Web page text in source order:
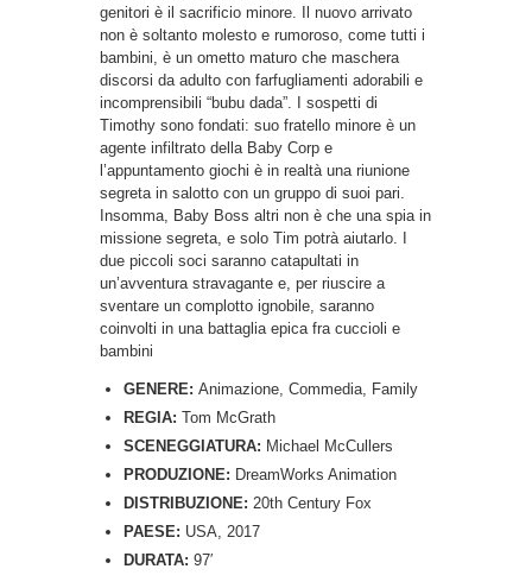
genitori è il sacrificio minore. Il nuovo arrivato
non è soltanto molesto e rumoroso, come tutti i
bambini, è un ometto maturo che maschera
discorsi da adulto con farfugliamenti adorabili e
incomprensibili “bubu dada”. I sospetti di
Timothy sono fondati: suo fratello minore è un
agente infiltrato della Baby Corp e
l’appuntamento giochi è in realtà una riunione
segreta in salotto con un gruppo di suoi pari.
Insomma, Baby Boss altri non è che una spia in
missione segreta, e solo Tim potrà aiutarlo. I
due piccoli soci saranno catapultati in
un’avventura stravagante e, per riuscire a
sventare un complotto ignobile, saranno
coinvolti in una battaglia epica fra cuccioli e
bambini
GENERE: Animazione, Commedia, Family
REGIA: Tom McGrath
SCENEGGIATURA: Michael McCullers
PRODUZIONE: DreamWorks Animation
DISTRIBUZIONE: 20th Century Fox
PAESE: USA, 2017
DURATA: 97′